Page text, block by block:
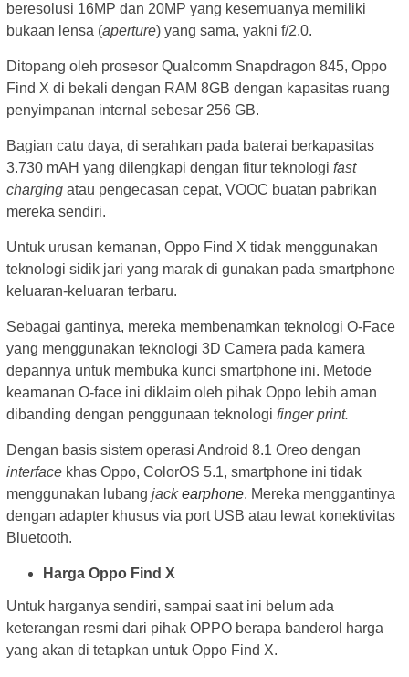
beresolusi 16MP dan 20MP yang kesemuanya memiliki
bukaan lensa (aperture) yang sama, yakni f/2.0.
Ditopang oleh prosesor Qualcomm Snapdragon 845, Oppo
Find X di bekali dengan RAM 8GB dengan kapasitas ruang
penyimpanan internal sebesar 256 GB.
Bagian catu daya, di serahkan pada baterai berkapasitas
3.730 mAH yang dilengkapi dengan fitur teknologi fast
charging atau pengecasan cepat, VOOC buatan pabrikan
mereka sendiri.
Untuk urusan kemanan, Oppo Find X tidak menggunakan
teknologi sidik jari yang marak di gunakan pada smartphone
keluaran-keluaran terbaru.
Sebagai gantinya, mereka membenamkan teknologi O-Face
yang menggunakan teknologi 3D Camera pada kamera
depannya untuk membuka kunci smartphone ini. Metode
keamanan O-face ini diklaim oleh pihak Oppo lebih aman
dibanding dengan penggunaan teknologi finger print.
Dengan basis sistem operasi Android 8.1 Oreo dengan
interface khas Oppo, ColorOS 5.1, smartphone ini tidak
menggunakan lubang jack earphone. Mereka menggantinya
dengan adapter khusus via port USB atau lewat konektivitas
Bluetooth.
Harga Oppo Find X
Untuk harganya sendiri, sampai saat ini belum ada
keterangan resmi dari pihak OPPO berapa banderol harga
yang akan di tetapkan untuk Oppo Find X.